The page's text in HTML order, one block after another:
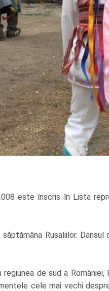
este înscris în Lista
Rusaliilor.
de sud a României,
cele mai vechi